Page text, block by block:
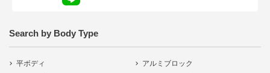
Search by Body Type
平ボディ
アルミブロック